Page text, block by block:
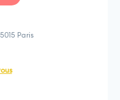
Paris